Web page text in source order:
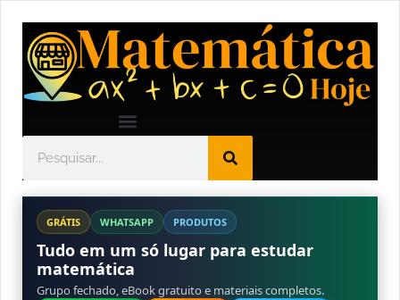
GRÁTIS WHATSAPP PRODUTOS
Tudo em um só lugar para estudar
matemática
Grupo fechado, eBook gratuito e materiais completos.